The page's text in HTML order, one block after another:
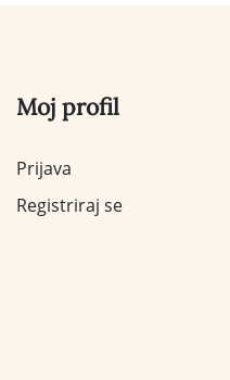
Moj profil
Prijava
Registriraj se